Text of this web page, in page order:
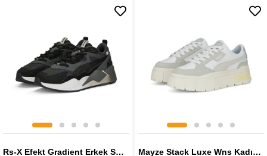
Rs-X Efekt Gradient Erkek Sneaker Mayze Stack Luxe Wns Kadın Sneaker